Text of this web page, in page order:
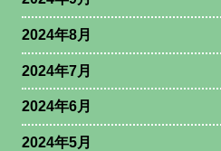
2024年8月
2024年7月
2024年6月
2024年5月